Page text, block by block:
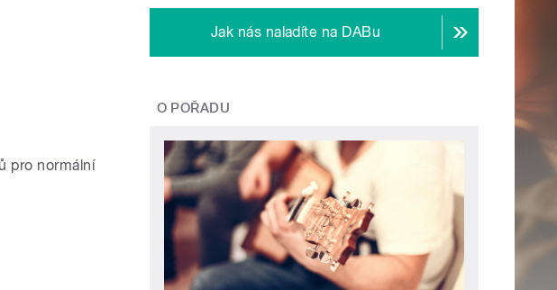
pro normální
Jak nás naladíte na DABu
O POŘADU